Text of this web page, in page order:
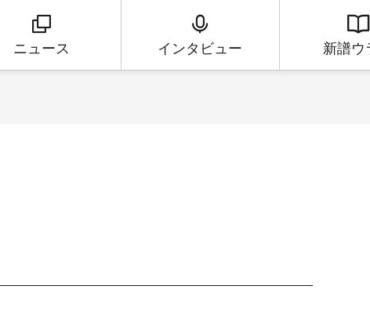
ニュース インタビュー 新譜ウ